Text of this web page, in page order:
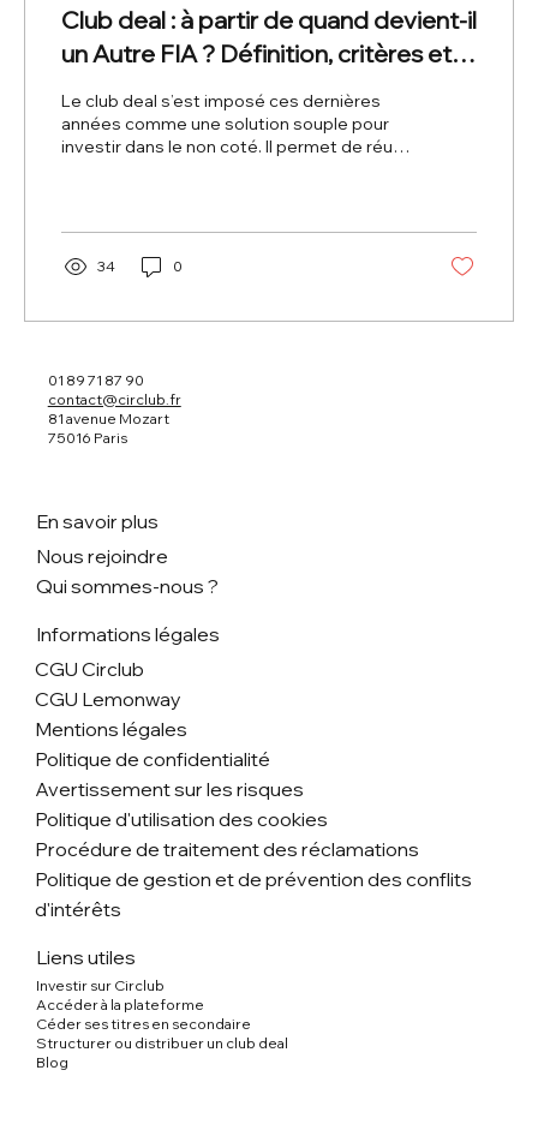
Club deal : à partir de quand devient-il
un Autre FIA ? Définition, critères et
Le club deal s’est imposé ces dernières
années comme une solution souple pour
investir dans le non coté. Il permet de réunir
d’investissement classique. Mais avec la
montée en puissance du private equity et
l’élargissement de la base d’investisseurs,
centrale : A partir de quand un club deal
34 0
01 89 71 87 90
contact@circlub.fr
81 avenue Mozart
75016 Paris
En savoir plus
Nous rejoindre
Qui sommes-nous ?
Liens utiles
Investir sur Circlub
Accéder à la plateforme
Céder ses titres en secondaire
Structurer ou distribuer un club deal
Blog
Informations légales
CGU Circlub
CGU Lemonway
Mentions légales
Politique de confidentialité
Avertissement sur les risques
Politique d'utilisation des cookies
Procédure de traitement des réclamations
Politique de gestion et de prévention des conflits
d'intérêts